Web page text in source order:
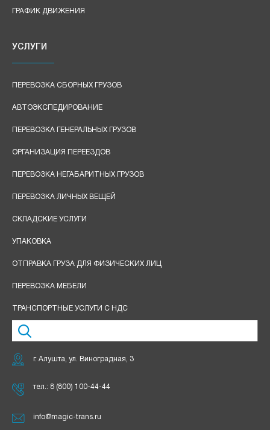
ГРАФИК ДВИЖЕНИЯ
УСЛУГИ
ПЕРЕВОЗКА СБОРНЫХ ГРУЗОВ
АВТОЭКСПЕДИРОВАНИЕ
ПЕРЕВОЗКА ГЕНЕРАЛЬНЫХ ГРУЗОВ
ОРГАНИЗАЦИЯ ПЕРЕЕЗДОВ
ПЕРЕВОЗКА НЕГАБАРИТНЫХ ГРУЗОВ
ПЕРЕВОЗКА ЛИЧНЫХ ВЕЩЕЙ
СКЛАДСКИЕ УСЛУГИ
УПАКОВКА
ОТПРАВКА ГРУЗА ДЛЯ ФИЗИЧЕСКИХ ЛИЦ
ПЕРЕВОЗКА МЕБЕЛИ
ТРАНСПОРТНЫЕ УСЛУГИ С НДС
г. Алушта, ул. Виноградная, 3
тел.: 8 (800) 100-44-44
info@magic-trans.ru